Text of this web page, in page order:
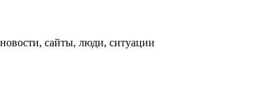
сайты, люди, ситуации